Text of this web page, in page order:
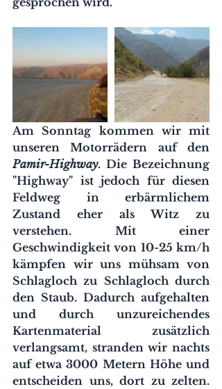
Am Sonntag kommen wir mit
Pamir-Highway. Die Bezeichnung
"Highway" ist jedoch für diesen
Feldweg in erbärmlichem
Zustand eher als Witz zu
verstehen. Mit einer
Geschwindigkeit von 10-25 km/h
kämpfen wir uns mühsam von
Schlagloch zu Schlagloch durch
den Staub. Dadurch aufgehalten
und durch unzureichendes
Kartenmaterial zusätzlich
verlangsamt, stranden wir nachts
auf etwa 3000 Metern Höhe und
entscheiden uns, dort zu zelten.